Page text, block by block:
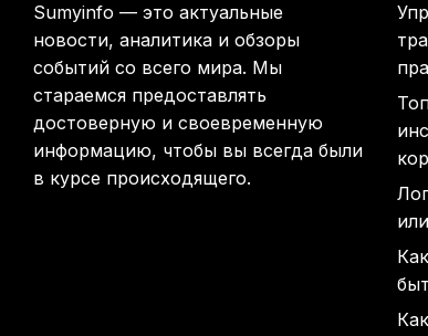
Sumyinfo — это актуальные
новости, аналитика и обзоры
событий со всего мира. Мы
стараемся предоставлять
достоверную и своевременную
информацию, чтобы вы всегда были
в курсе происходящего.